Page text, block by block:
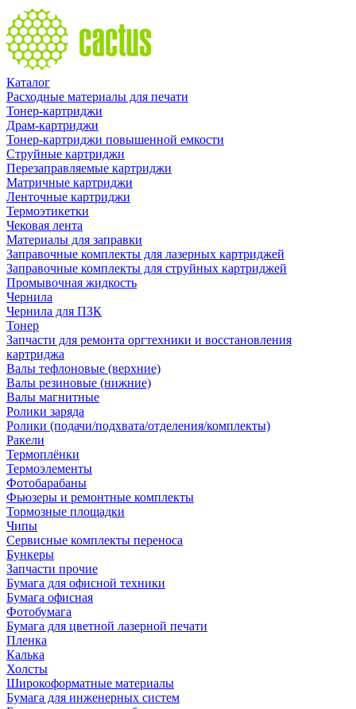
Каталог
Расходные материалы для печати
Тонер-картриджи
Драм-картриджи
Тонер-картриджи повышенной емкости
Струйные картриджи
Перезаправляемые картриджи
Матричные картриджи
Ленточные картриджи
Термоэтикетки
Чековая лента
Материалы для заправки
Заправочные комплекты для лазерных картриджей
Заправочные комплекты для струйных картриджей
Промывочная жидкость
Чернила
Чернила для ПЗК
Тонер
Запчасти для ремонта оргтехники и восстановления
картриджа
Валы тефлоновые (верхние)
Валы резиновые (нижние)
Валы магнитные
Ролики заряда
Ролики (подачи/подхвата/отделения/комплекты)
Ракели
Термоплёнки
Термоэлементы
Фотобарабаны
Фьюзеры и ремонтные комплекты
Тормозные площадки
Чипы
Сервисные комплекты переноса
Бункеры
Запчасти прочие
Бумага для офисной техники
Бумага офисная
Фотобумага
Бумага для цветной лазерной печати
Пленка
Калька
Холсты
Широкоформатные материалы
Бумага для инженерных систем